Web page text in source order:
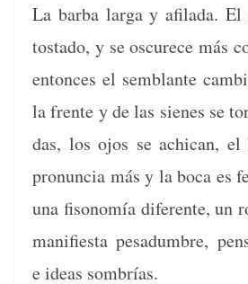
La bar­ba larga y afi­la­da.
tosta­do, y se oscurece más
entonces el sem­blante
la frente y de las sienes se
das, los ojos se achi­can,
pro­nun­cia más y la boca es
una fisonomía difer­ente, un
man­i­fi­es­ta pesad­um­bre,
e ideas sombrías.